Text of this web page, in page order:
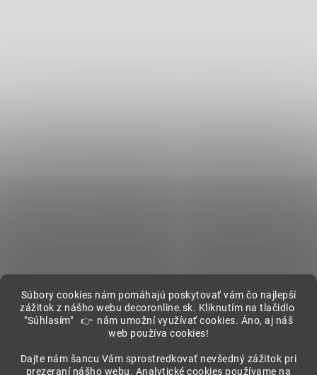
Súbory cookies nám pomáhajú poskytovať vám čo najlepší
zážitok z nášho webu decoronline.sk. Kliknutím na tlačidlo
"Súhlasím" 👉 nám umožní využívať cookies. Áno, aj náš
web používa cookies!
Dajte nám šancu Vám sprostredkovať nevšedný zážitok pri
prezeraní nášho webu. Analytické cookies používame na
Showroom